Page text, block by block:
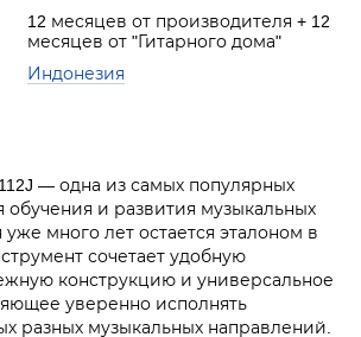
12 месяцев от производителя + 12
месяцев от "Гитарного дома"
Индонезия
112J — одна из самых популярных
обучения и развития музыкальных
уже много лет остается эталоном в
сочетает удобную
конструкцию и универсальное
уверенно исполнять
разных музыкальных направлений.